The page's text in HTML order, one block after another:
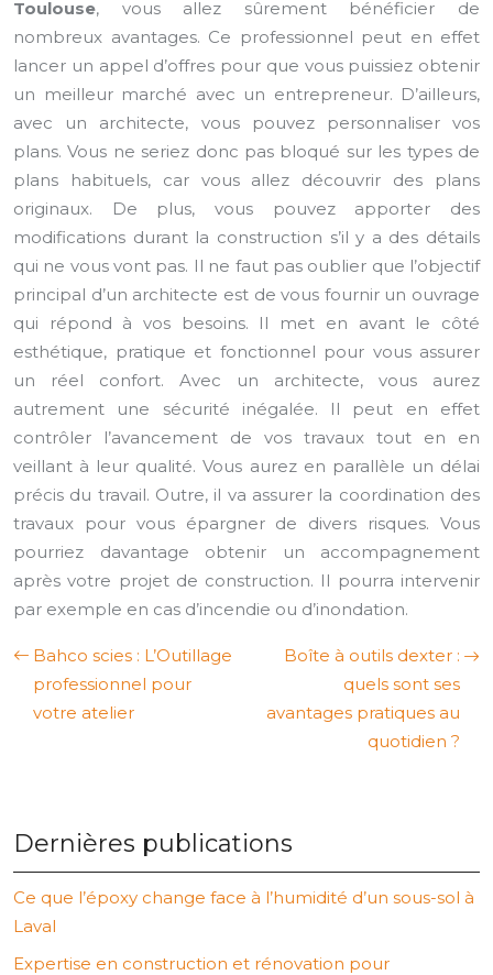
Toulouse, vous allez sûrement bénéficier de
nombreux avantages. Ce professionnel peut en effet
lancer un appel d’offres pour que vous puissiez obtenir
un meilleur marché avec un entrepreneur. D’ailleurs,
avec un architecte, vous pouvez personnaliser vos
plans. Vous ne seriez donc pas bloqué sur les types de
plans habituels, car vous allez découvrir des plans
originaux. De plus, vous pouvez apporter des
modifications durant la construction s’il y a des détails
qui ne vous vont pas. Il ne faut pas oublier que l’objectif
principal d’un architecte est de vous fournir un ouvrage
qui répond à vos besoins. Il met en avant le côté
esthétique, pratique et fonctionnel pour vous assurer
un réel confort. Avec un architecte, vous aurez
autrement une sécurité inégalée. Il peut en effet
contrôler l’avancement de vos travaux tout en en
veillant à leur qualité. Vous aurez en parallèle un délai
précis du travail. Outre, il va assurer la coordination des
travaux pour vous épargner de divers risques. Vous
pourriez davantage obtenir un accompagnement
après votre projet de construction. Il pourra intervenir
par exemple en cas d’incendie ou d’inondation.
Bahco scies : L’Outillage
professionnel pour
votre atelier
Boîte à outils dexter :
quels sont ses
avantages pratiques au
quotidien ?
Dernières publications
Ce que l’époxy change face à l’humidité d’un sous-sol à
Laval
Expertise en construction et rénovation pour